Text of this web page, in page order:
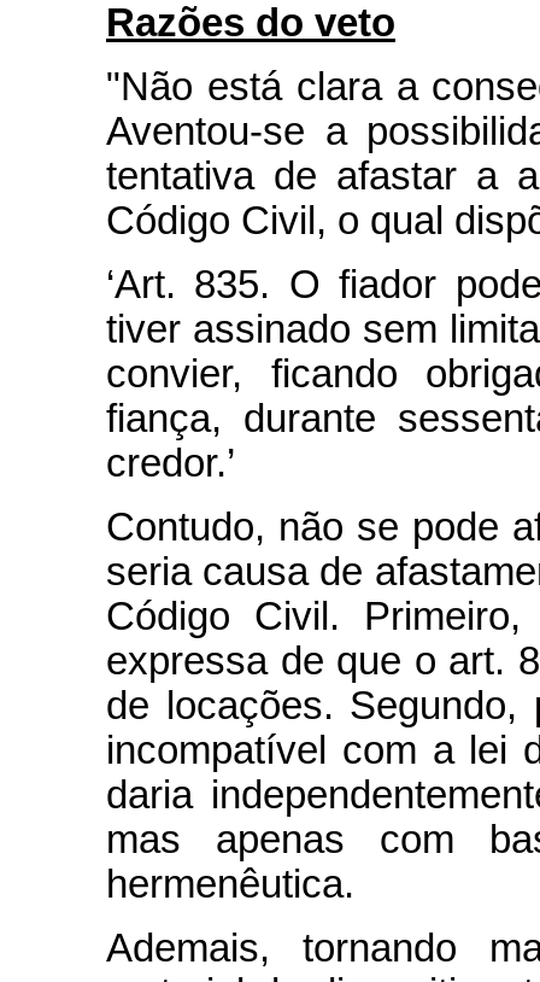
Razões do veto
"Não está clara a
Aventou-se a
tentativa de afastar a
Código Civil, o qual
‘Art. 835. O fiador
tiver assinado sem
convier, ficando
fiança, durante
credor.’
Contudo, não se pode
seria causa de
Código Civil.
expressa de que o art.
de locações.
incompatível com a lei
daria
mas apenas com
hermenêutica.
Ademais, tornando